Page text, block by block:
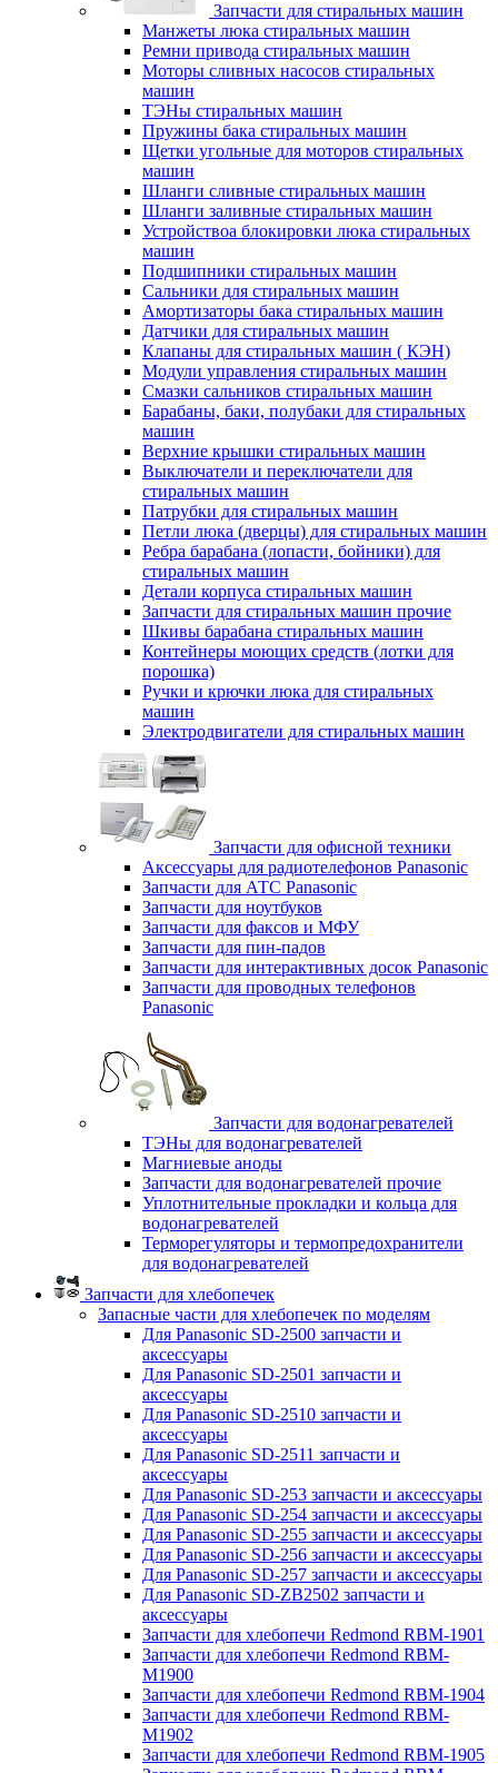
Запчасти для стиральных машин
Манжеты люка стиральных машин
Ремни привода стиральных машин
Моторы сливных насосов стиральных
машин
ТЭНы стиральных машин
Пружины бака стиральных машин
Щетки угольные для моторов стиральных
машин
Шланги сливные стиральных машин
Шланги заливные стиральных машин
Устройствоа блокировки люка стиральных
машин
Подшипники стиральных машин
Сальники для стиральных машин
Амортизаторы бака стиральных машин
Датчики для стиральных машин
Клапаны для стиральных машин ( КЭН)
Модули управления стиральных машин
Смазки сальников стиральных машин
Барабаны, баки, полубаки для стиральных
машин
Верхние крышки стиральных машин
Выключатели и переключатели для
стиральных машин
Патрубки для стиральных машин
Петли люка (дверцы) для стиральных машин
Ребра барабана (лопасти, бойники) для
стиральных машин
Детали корпуса стиральных машин
Запчасти для стиральных машин прочие
Шкивы барабана стиральных машин
Контейнеры моющих средств (лотки для
порошка)
Ручки и крючки люка для стиральных
машин
Электродвигатели для стиральных машин
Запчасти для офисной техники
Аксессуары для радиотелефонов Panasonic
Запчасти для АТС Panasonic
Запчасти для ноутбуков
Запчасти для факсов и МФУ
Запчасти для пин-падов
Запчасти для интерактивных досок Panasonic
Запчасти для проводных телефонов
Panasonic
Запчасти для водонагревателей
ТЭНы для водонагревателей
Магниевые аноды
Запчасти для водонагревателей прочие
Уплотнительные прокладки и кольца для
водонагревателей
Терморегуляторы и термопредохранители
для водонагревателей
Запчасти для хлебопечек
Запасные части для хлебопечек по моделям
Для Panasonic SD-2500 запчасти и
аксессуары
Для Panasonic SD-2501 запчасти и
аксессуары
Для Panasonic SD-2510 запчасти и
аксессуары
Для Panasonic SD-2511 запчасти и
аксессуары
Для Panasonic SD-253 запчасти и аксессуары
Для Panasonic SD-254 запчасти и аксессуары
Для Panasonic SD-255 запчасти и аксессуары
Для Panasonic SD-256 запчасти и аксессуары
Для Panasonic SD-257 запчасти и аксессуары
Для Panasonic SD-ZB2502 запчасти и
аксессуары
Запчасти для хлебопечи Redmond RBM-1901
Запчасти для хлебопечи Redmond RBM-
M1900
Запчасти для хлебопечи Redmond RBM-1904
Запчасти для хлебопечи Redmond RBM-
M1902
Запчасти для хлебопечи Redmond RBM-1905